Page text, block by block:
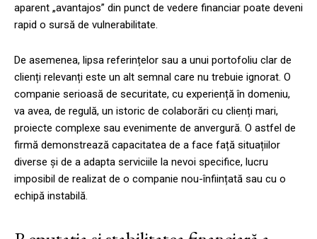
aparent „avantajos” din punct de vedere financiar poate deveni
rapid o sursă de vulnerabilitate.
De asemenea, lipsa referințelor sau a unui portofoliu clar de
clienți relevanți este un alt semnal care nu trebuie ignorat. O
companie serioasă de securitate, cu experiență în domeniu,
va avea, de regulă, un istoric de colaborări cu clienți mari,
proiecte complexe sau evenimente de anvergură. O astfel de
firmă demonstrează capacitatea de a face față situațiilor
diverse și de a adapta serviciile la nevoi specifice, lucru
imposibil de realizat de o companie nou-înființată sau cu o
echipă instabilă.